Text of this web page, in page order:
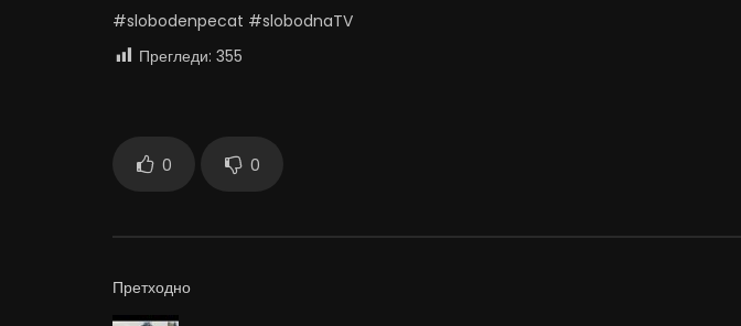
#slobodenpecat #slobodnaTV
Прегледи: 355
0 0
Претходно